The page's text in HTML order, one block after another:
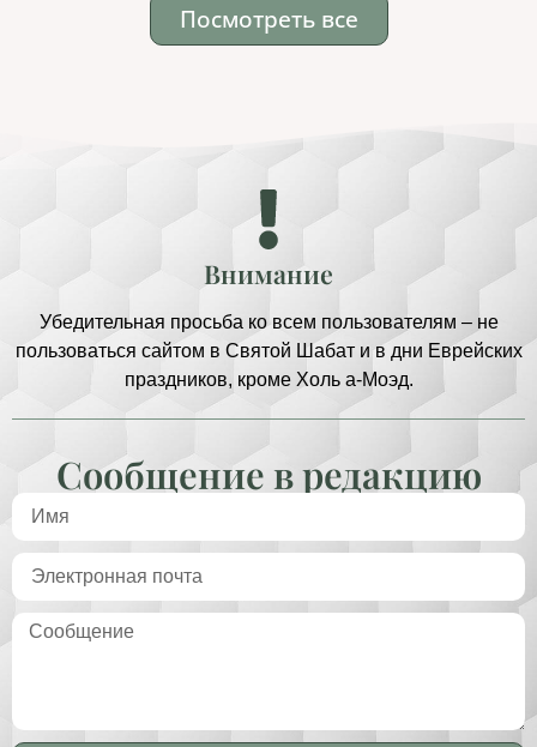
Посмотреть все
Внимание
Убедительная просьба ко всем пользователям – не
пользоваться сайтом в Святой Шабат и в дни Еврейских
праздников, кроме Холь а-Моэд.
Сообщение в редакцию